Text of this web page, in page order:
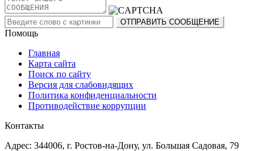
Помощь
Главная
Карта сайта
Поиск по сайту
Версия для слабовидящих
Политика конфиденциальности
Противодействие коррупции
Контакты
Адрес: 344006, г. Ростов-на-Дону, ул. Большая Садовая, 79